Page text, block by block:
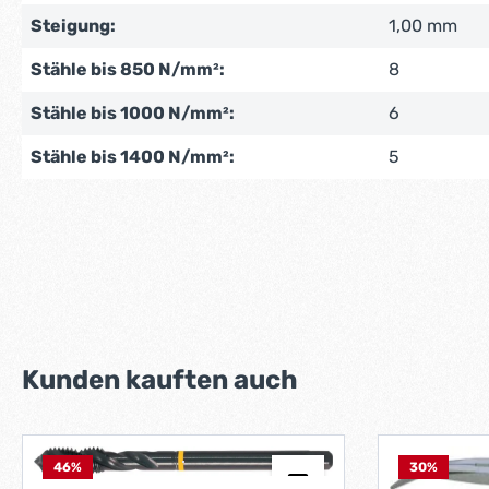
Steigung: 1,00 mm
Stähle bis 850 N/mm²: 8
Stähle bis 1000 N/mm²: 6
Stähle bis 1400 N/mm²: 5
Produktgalerie überspringen
Kunden kauften auch
46% 30%